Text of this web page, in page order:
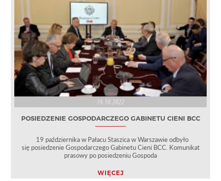
19.10.2022
POSIEDZENIE GOSPODARCZEGO GABINETU CIENI BCC
19 października w Pałacu Staszica w Warszawie odbyło
się posiedzenie Gospodarczego Gabinetu Cieni BCC. Komunikat
prasowy po posiedzeniu Gospoda
WIĘCEJ